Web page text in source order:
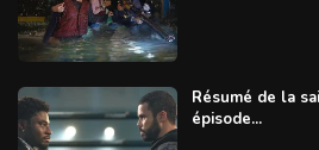
Résumé de la
épisode...